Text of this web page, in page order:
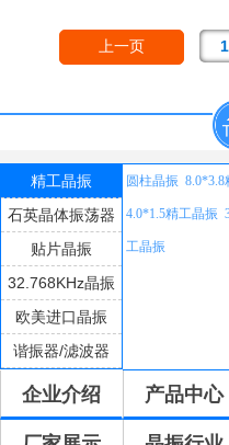
高性能
英晶振，
发挥优良
流温度
的应用。
上一页 1
精工晶振
石英晶体振荡器
贴片晶振
32.768KHz晶振
欧美进口晶振
谐振器/滤波器
圆柱晶振 8.0*3.8
4.0*1.5精工晶振
工晶振
企业介绍 产品中心